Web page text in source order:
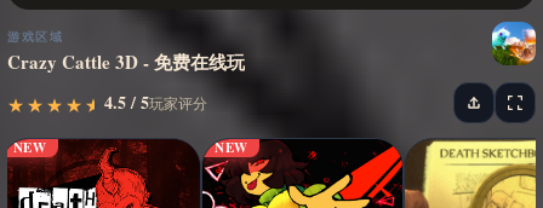
游戏区域
Crazy Cattle 3D - 免费在线玩
★
★ ★
★ ★
★ ★
★ ★
★ 4.5 / 5玩家评分
NEW NEW